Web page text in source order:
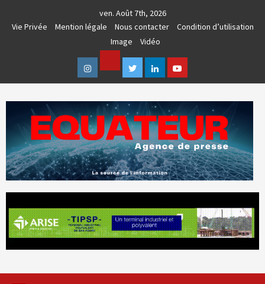
ven. Août 7th, 2026
Vie Privée
Mention légale Nous contacter
Condition d’utilisation
Image
Vidéo
Instagram
Facebook
TwitterLinkedinYoutube
EQUATEUR